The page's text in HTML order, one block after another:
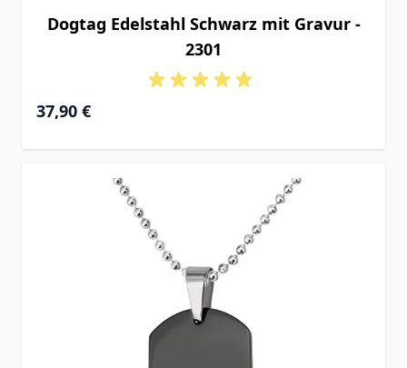
Dogtag Edelstahl Schwarz mit Gravur -
2301
37,90 €